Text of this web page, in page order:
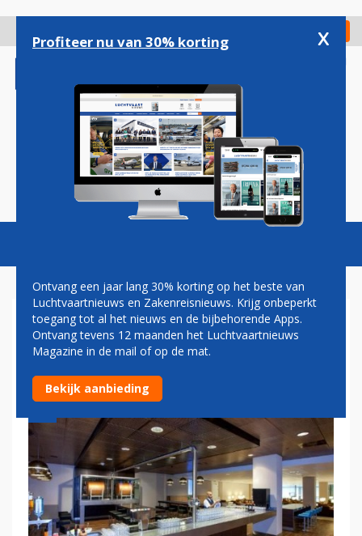
gaan
Check in
Magazine Podcasts Vacatures
SCHENGEN LOUNGE KLM
WEER OPEN
Profiteer nu van 30% korting x
Ontvang een jaar lang 30% korting op het beste van
Luchtvaartnieuws en Zakenreisnieuws. Krijg onbeperkt
toegang tot al het nieuws en de bijbehorende Apps.
Ontvang tevens 12 maanden het Luchtvaartnieuws
Magazine in de mail of op de mat.
Bekijk aanbieding